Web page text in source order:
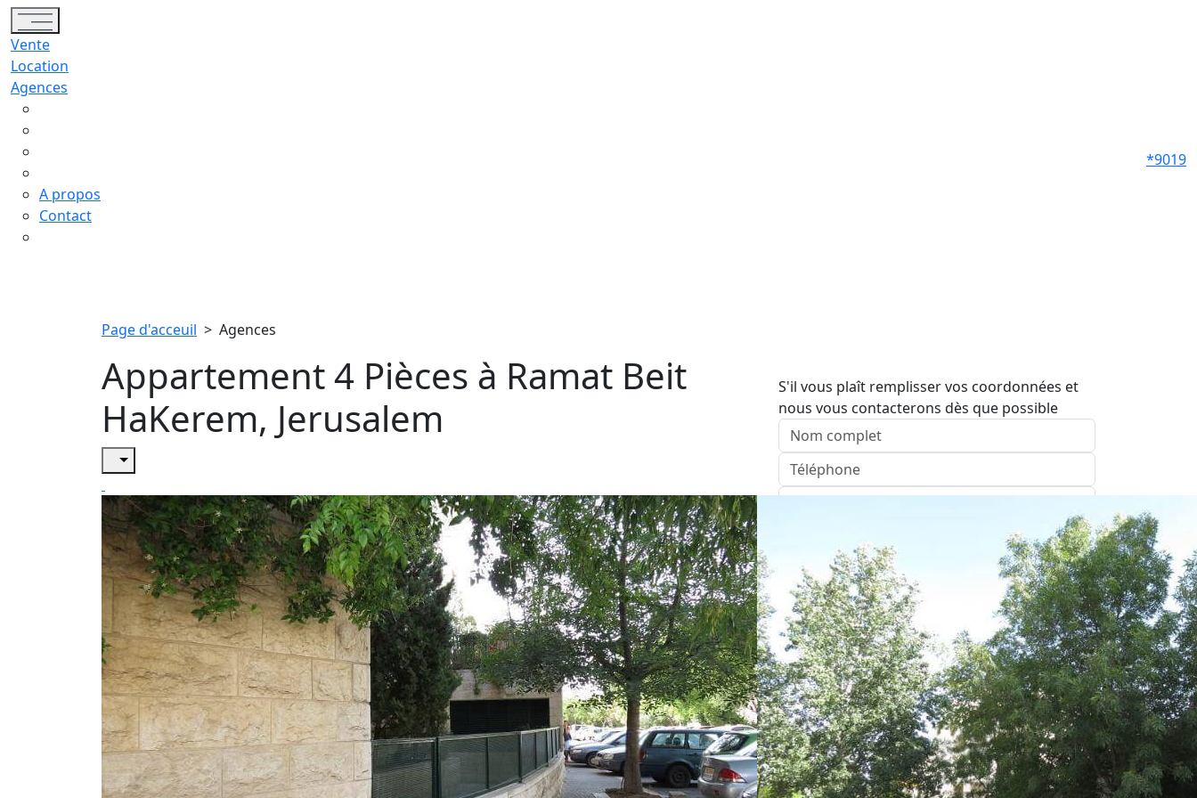
Toggle navigation
Vente
Location
Agences
A propos
Contact
*9019
Page d'acceuil > Agences
Appartement 4 Pièces à Ramat Beit
HaKerem, Jerusalem
S'il vous plaît remplisser vos coordonnées et
nous vous contacterons dès que possible
Envoyer